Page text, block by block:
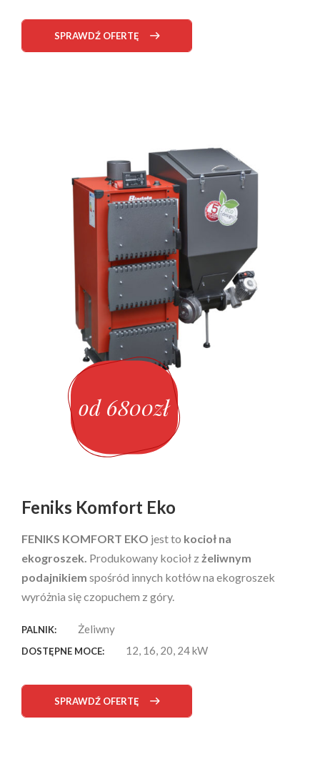
SPRAWDŹ OFERTĘ
od 6800zł
Feniks Komfort Eko
FENIKS KOMFORT EKO jest to kocioł na
ekogroszek. Produkowany kocioł z żeliwnym
podajnikiem spośród innych kotłów na ekogroszek
wyróżnia się czopuchem z góry.
PALNIK: Żeliwny
DOSTĘPNE MOCE: 12, 16, 20, 24 kW
SPRAWDŹ OFERTĘ